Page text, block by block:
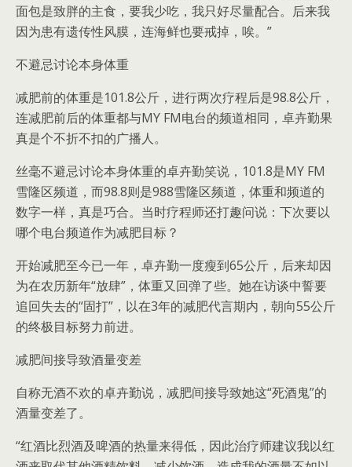
面包是致胖的主食，要我少吃，我只好尽量配合。后来我
因为患有遗传性风膜，连海鲜也要戒掉，唉。”
不避忌讨论本身体重
减肥前的体重是101.8公斤，进行两次疗程后是98.8公斤，
连减肥前后的体重都与MY FM电台的频道相同，卓卉勤果
真是个不折不扣的广播人。
丝毫不避忌讨论本身体重的卓卉勤笑说，101.8是MY FM
雪隆区频道，而98.8则是988雪隆区频道，体重和频道的
数字一样，真是巧合。当时疗程师还打趣问说：下次要以
哪个电台频道作为减肥目标？
开始减肥至今已一年，卓卉勤一度瘦到65公斤，后来却因
为在农历新年“放肆”，体重又回弹了些。她在访谈中誓要
追回失去的“固打”，以在3年的减肥代言期内，朝向55公斤
的终极目标努力前进。
减肥间接导致酒量变差
自称无酒不欢的卓卉勤说，减肥间接导致她这“死酒鬼”的
酒量变差了。
“红酒比烈酒及啤酒的热量来得低，因此治疗师建议我以红